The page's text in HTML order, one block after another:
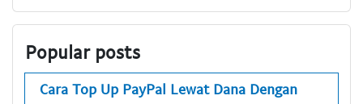
Popular posts
Cara Top Up PayPal Lewat Dana Dengan